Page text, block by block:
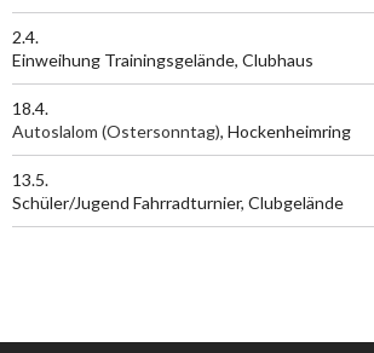
2.4.
Einweihung Trainingsgelände, Clubhaus
18.4.
Autoslalom (Ostersonntag), Hockenheimring
13.5.
Schüler/Jugend Fahrradturnier, Clubgelände